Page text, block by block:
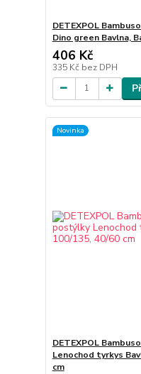
DETEXPOL
Dino green Bavlna,
406 Kč
335 Kč bez DPH
Novinka
DETEXPOL
Lenochod tyrkys
cm